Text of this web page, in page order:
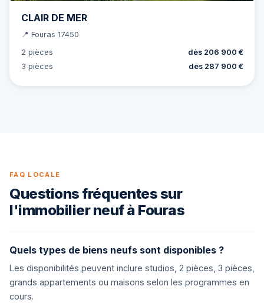
CLAIR DE MER
📍 Fouras 17450
2 pièces
dès 206 900 €
3 pièces
dès 287 900 €
FAQ LOCALE
Questions fréquentes sur
l'immobilier neuf à Fouras
Quels types de biens neufs sont disponibles ?
Les disponibilités peuvent inclure studios, 2 pièces, 3 pièces,
grands appartements ou maisons selon les programmes en
cours.